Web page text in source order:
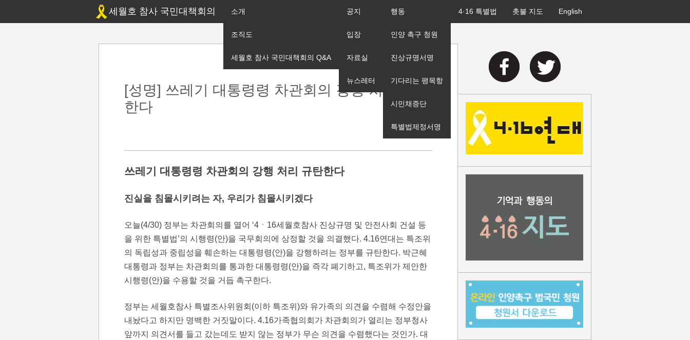
[성명] 쓰레기 대통령령 차관회의 강행 처리 규탄
한다
쓰레기 대통령령 차관회의 강행 처리 규탄한다
진실을 침몰시키려는 자, 우리가 침몰시키겠다
오늘(4/30) 정부는 차관회의를 열어 ‘4ㆍ16세월호참사 진상규명 및 안전사회 건설 등
을 위한 특별법’의 시행령(안)을 국무회의에 상정할 것을 의결했다. 4.16연대는 특조위
의 독립성과 중립성을 훼손하는 대통령령(안)을 강행하려는 정부를 규탄한다. 박근혜
대통령과 정부는 차관회의를 통과한 대통령령(안)을 즉각 폐기하고, 특조위가 제안한
시행령(안)을 수용할 것을 거듭 촉구한다.
정부는 세월호참사 특별조사위원회(이하 특조위)와 유가족의 의견을 수렴해 수정안을
내놨다고 하지만 명백한 거짓말이다. 4.16가족협의회가 차관회의가 열리는 정부청사
앞까지 의견서를 들고 갔는데도 받지 않는 정부가 무슨 의견을 수렴했다는 것인가. 대
세월호 참사 국민대책회의 소개
조직도
세월호 참사 국민대책회의 Q&A
공지
입장
자료실
뉴스레터
행동
인양 촉구 청원
진상규명서명
기다리는 팽목항
시민채증단
특별법제정서명
4·16 특별법 촛불 지도 English